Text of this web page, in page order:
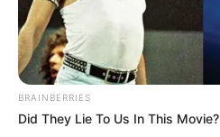
BRAINBERRIES
Did They Lie To Us In This Movie?